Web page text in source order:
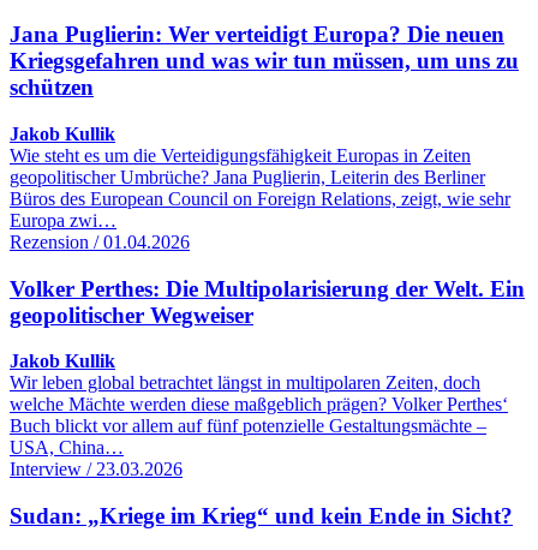
Jana Puglierin: Wer verteidigt Europa? Die neuen
Kriegsgefahren und was wir tun müssen, um uns zu
schützen
Jakob Kullik
Wie steht es um die Verteidigungsfähigkeit Europas in Zeiten
geopolitischer Umbrüche? Jana Puglierin, Leiterin des Berliner
Büros des European Council on Foreign Relations, zeigt, wie sehr
Europa zwi…
Rezension / 01.04.2026
Volker Perthes: Die Multipolarisierung der Welt. Ein
geopolitischer Wegweiser
Jakob Kullik
Wir leben global betrachtet längst in multipolaren Zeiten, doch
welche Mächte werden diese maßgeblich prägen? Volker Perthes‘
Buch blickt vor allem auf fünf potenzielle Gestaltungsmächte –
USA, China…
Interview / 23.03.2026
Sudan: „Kriege im Krieg“ und kein Ende in Sicht?